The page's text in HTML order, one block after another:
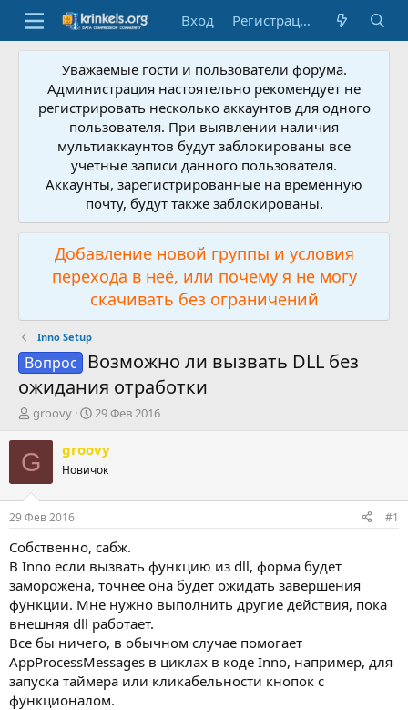
Вход Регистрация
Уважаемые гости и пользователи форума.
Администрация настоятельно рекомендует не
регистрировать несколько аккаунтов для одного
пользователя. При выявлении наличия
мультиаккаунтов будут заблокированы все
учетные записи данного пользователя.
Аккаунты, зарегистрированные на временную
почту, будут также заблокированы.
Добавление новой группы и условия
перехода в неё, или почему я не могу
скачивать без ограничений
Inno Setup
Вопрос
Возможно ли вызвать DLL без
ожидания отработки
А
т
о
т
м
ы
groovy
Д
т
н
а
л
29 Фев 2016
G groovy
Новичок
29 Фев 2016 #1
Собственно, сабж.
В Inno если вызвать функцию из dll, форма будет
заморожена, точнее она будет ожидать завершения
функции. Мне нужно выполнить другие действия, пока
внешняя dll работает.
Все бы ничего, в обычном случае помогает
AppProcessMessages в циклах в коде Inno, например, для
запуска таймера или кликабельности кнопок с
функционалом.